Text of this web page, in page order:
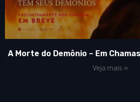
A Morte do Demônio – Em
Veja mais »